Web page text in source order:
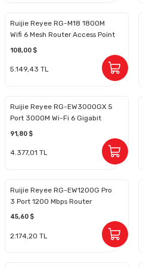
Ruijie Reyee RG-M18 1800M
Wifi 6 Mesh Router Access Point
108,00 $
5.149,43 TL
Ruijie Reyee RG-EW3000GX 5
Port 3000M Wi-Fi 6 Gigabit
Router
91,80 $
4.377,01 TL
Ruijie Reyee RG-EW1200G Pro
3 Port 1200 Mbps Router
45,60 $
2.174,20 TL